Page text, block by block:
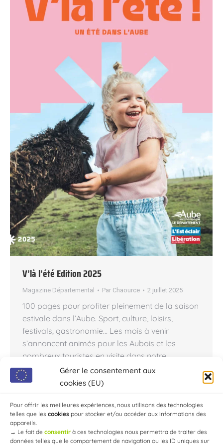
Gérer le consentement aux
cookies (EU)
Pour offrir les meilleures expériences, nous utilisons des technologies
telles que les cookies pour stocker et/ou accéder aux informations des
appareils.
→ Le fait de consentir à ces technologies nous permettra de traiter des
données telles que le comportement de navigation ou les ID uniques sur
V’là l’été Edition 2025
Magazine Départemental Par Chaource 2 juillet 2025
100 pages pour profiter pleinement de la saison
estivale dans l’Aube. Sport, culture, loisirs,
festivals, gastronomie… Les mois à venir
s’annoncent animés pour les Aubois et les
nombreux touristes en visite dans notre
département ! Retrouvez les incontournables :
Nigloland, Clairvaux, nos lacs, châteaux et
l’exposition « Il était…